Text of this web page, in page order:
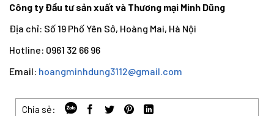
Công ty Đầu tư sản xuất và Thương mại Minh Dũng
Địa chỉ: Số 19 Phố Yên Sở, Hoàng Mai, Hà Nội
Hotline: 0961 32 66 96
Email: hoangminhdung3112@gmail.com
Chia sẻ: